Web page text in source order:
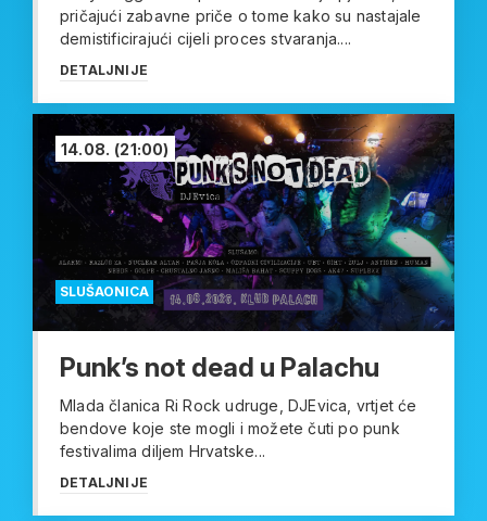
pričajući zabavne priče o tome kako su nastajale
demistificirajući cijeli proces stvaranja....
DETALJNIJE
SLUŠAONICA
14.08. (21:00)
Punk’s not dead u Palachu
Mlada članica Ri Rock udruge, DJEvica, vrtjet će
bendove koje ste mogli i možete čuti po punk
festivalima diljem Hrvatske...
DETALJNIJE